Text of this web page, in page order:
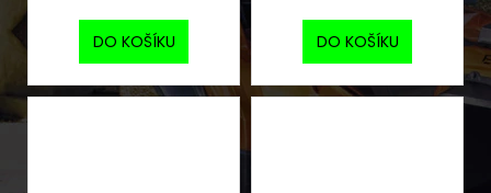
DO KOŠÍKU DO KOŠÍKU